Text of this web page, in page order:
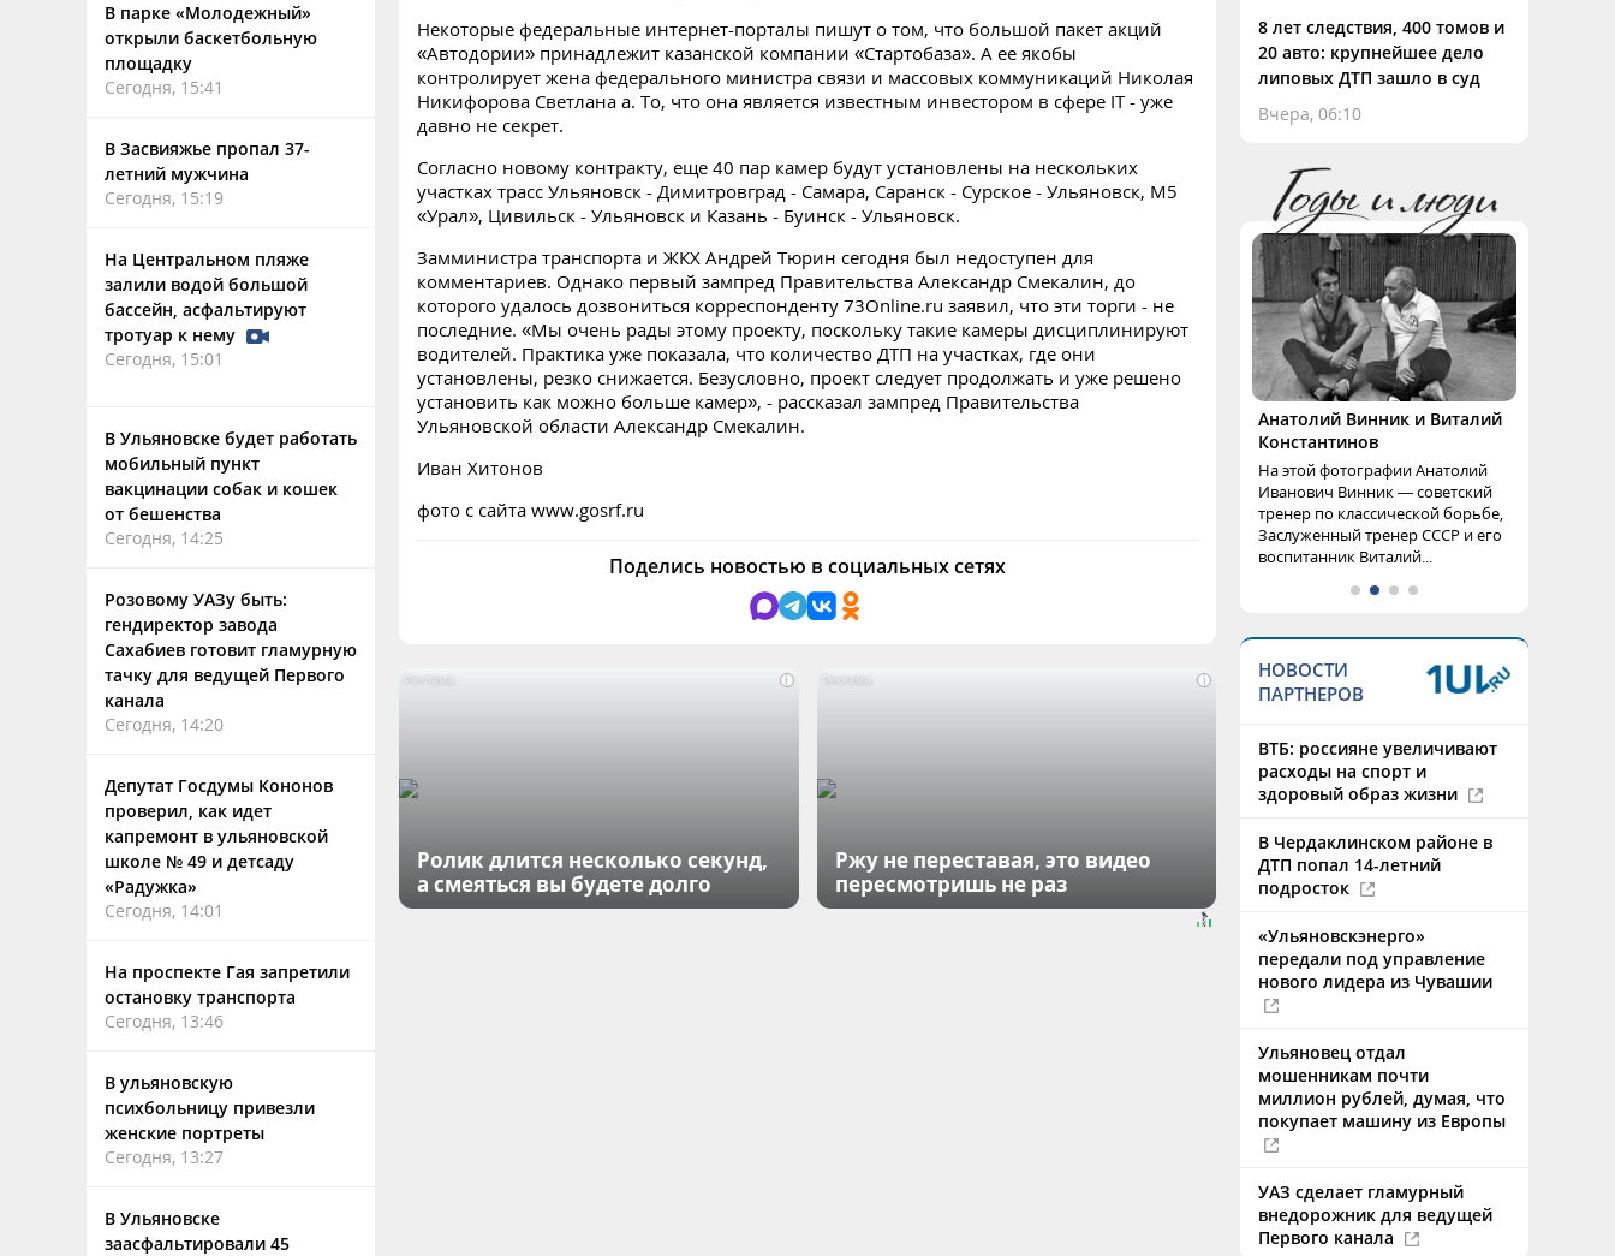
В парке «Молодежный»
открыли баскетбольную
площадку
Сегодня, 15:41
В Засвияжье пропал 37-
летний мужчина
Сегодня, 15:19
На Центральном пляже
залили водой большой
бассейн, асфальтируют
тротуар к нему
Сегодня, 15:01
В Ульяновске будет работать
мобильный пункт
вакцинации собак и кошек
от бешенства
Сегодня, 14:25
Розовому УАЗу быть:
гендиректор завода
Сахабиев готовит гламурную
тачку для ведущей Первого
канала
Сегодня, 14:20
Депутат Госдумы Кононов
проверил, как идет
капремонт в ульяновской
школе № 49 и детсаду
«Радужка»
Сегодня, 14:01
На проспекте Гая запретили
остановку транспорта
Сегодня, 13:46
В ульяновскую
психбольницу привезли
женские портреты
Сегодня, 13:27
В Ульяновске
заасфальтировали 45
Некоторые федеральные интернет-порталы пишут о том, что большой пакет акций
«Автодории» принадлежит казанской компании «Стартобаза». А ее якобы
контролирует жена федерального министра связи и массовых коммуникаций Николая
Никифорова Светлана а. То, что она является известным инвестором в сфере IT - уже
давно не секрет.
Согласно новому контракту, еще 40 пар камер будут установлены на нескольких
участках трасс Ульяновск - Димитровград - Самара, Саранск - Сурское - Ульяновск, М5
«Урал», Цивильск - Ульяновск и Казань - Буинск - Ульяновск.
Замминистра транспорта и ЖКХ Андрей Тюрин сегодня был недоступен для
комментариев. Однако первый зампред Правительства Александр Смекалин, до
которого удалось дозвониться корреспонденту 73Online.ru заявил, что эти торги - не
последние. «Мы очень рады этому проекту, поскольку такие камеры дисциплинируют
водителей. Практика уже показала, что количество ДТП на участках, где они
установлены, резко снижается. Безусловно, проект следует продолжать и уже решено
установить как можно больше камер», - рассказал зампред Правительства
Ульяновской области Александр Смекалин.
Иван Хитонов
фото с сайта www.gosrf.ru
Поделись новостью в социальных сетях
i
Ролик длится несколько секунд,
а смеяться вы будете долго
i
Ржу не переставая, это видео
пересмотришь не раз
8 лет следствия, 400 томов и
20 авто: крупнейшее дело
липовых ДТП зашло в суд
Вчера, 06:10
Анатолий Винник и Виталий
Константинов
На этой фотографии Анатолий
Иванович Винник — советский
тренер по классической борьбе,
Заслуженный тренер СССР и его
воспитанник Виталий...
НОВОСТИ
ПАРТНЕРОВ
ВТБ: россияне увеличивают
расходы на спорт и
здоровый образ жизни
В Чердаклинском районе в
ДТП попал 14-летний
подросток
«Ульяновскэнерго»
передали под управление
нового лидера из Чувашии
Ульяновец отдал
мошенникам почти
миллион рублей, думая, что
покупает машину из Европы
УАЗ сделает гламурный
внедорожник для ведущей
Первого канала